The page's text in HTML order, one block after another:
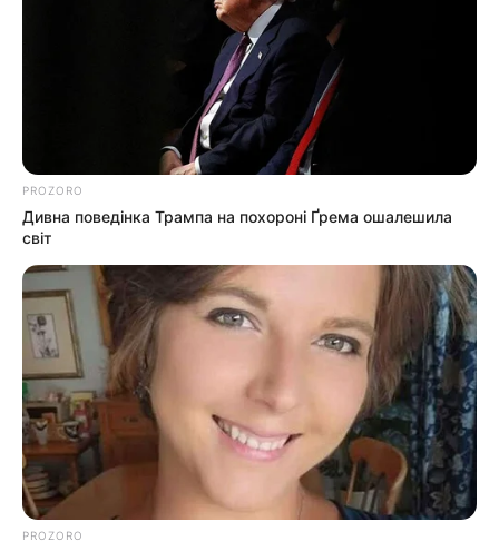
PROZORO
Дивна поведінка Трампа на похороні Ґрема ошалешила
світ
PROZORO